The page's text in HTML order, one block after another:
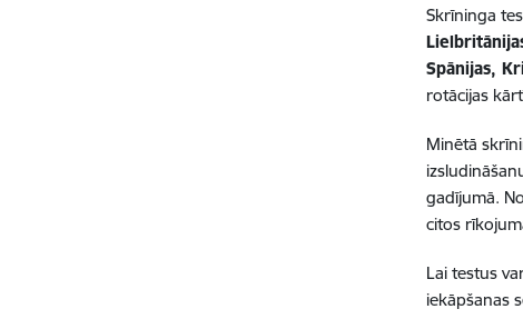
Skrīninga
Spānijas,
rotācijas
Minētā
gadījumā.
citos
Lai testus
iekāpšanas